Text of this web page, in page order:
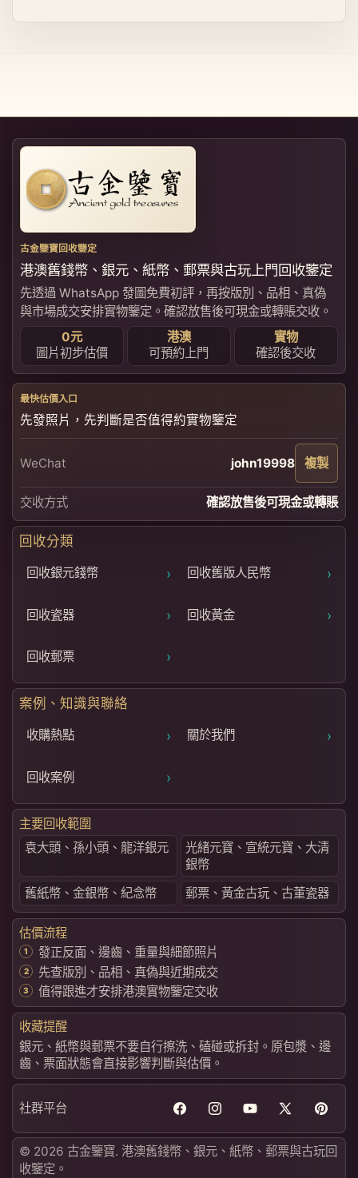
古金鑒寶回收鑒定
港澳舊錢幣、銀元、紙幣、郵票與古玩上門回收鑒定
先透過 WhatsApp 發圖免費初評，再按版別、品相、真偽
與市場成交安排實物鑒定。確認放售後可現金或轉賬交收。
0元
圖片初步估價
港澳
可預約上門
實物
確認後交收
最快估價入口
先發照片，先判斷是否值得約實物鑒定
WeChat john19998 複製
交收方式 確認放售後可現金或轉賬
回收分類
回收銀元錢幣 › 回收舊版人民幣 ›
回收瓷器 › 回收黃金 ›
回收郵票 ›
案例、知識與聯絡
收購熱點 › 關於我們 ›
回收案例 ›
主要回收範圍
袁大頭、孫小頭、龍洋銀元
光緒元寶、宣統元寶、大清
銀幣
舊紙幣、金銀幣、紀念幣
郵票、黃金古玩、古董瓷器
估價流程
發正反面、邊齒、重量與細節照片
先查版別、品相、真偽與近期成交
值得跟進才安排港澳實物鑒定交收
收藏提醒
銀元、紙幣與郵票不要自行擦洗、磕碰或拆封。原包漿、邊
齒、票面狀態會直接影響判斷與估價。
社群平台
FacebookInstagramYouTube
X
(Twitter)
© 2026 古金鑒寶. 港澳舊錢幣、銀元、紙幣、郵票與古玩回
收鑒定。